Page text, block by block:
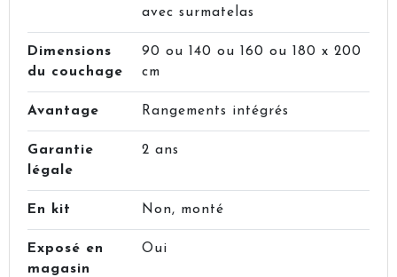
avec surmatelas
Dimensions
du couchage
90 ou 140 ou 160 ou 180 x 200
cm
Avantage Rangements intégrés
Garantie
légale
2 ans
En kit Non, monté
Exposé en
magasin
Oui